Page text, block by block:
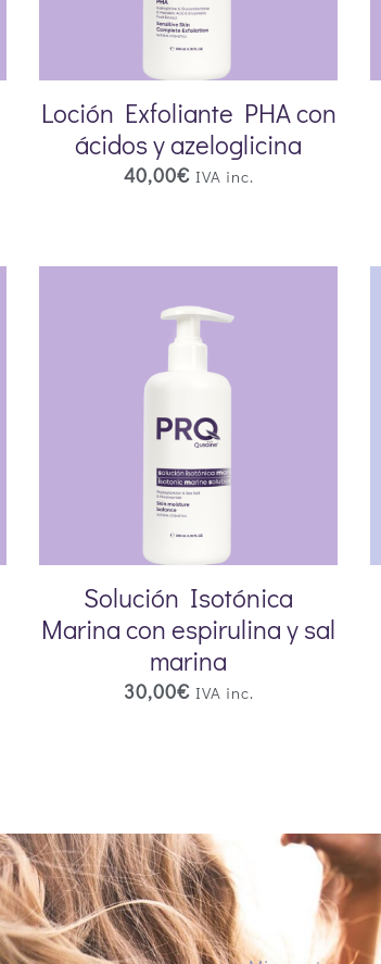
Loción Exfoliante PHA con
ácidos y azeloglicina
40,00€ IVA inc.
Solución Isotónica
Marina con espirulina y sal
marina
30,00€ IVA inc.